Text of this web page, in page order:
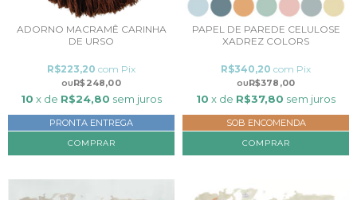
ADORNO MACRAMÊ CARINHA
DE URSO
R$248,00
R$223,20 com Pix
10 x de R$24,80 sem juros
PRONTA ENTREGA
PAPEL DE PAREDE CELULOSE
XADREZ COLORS
R$378,00
R$340,20 com Pix
10 x de R$37,80 sem juros
SOB ENCOMENDA
COMPRAR